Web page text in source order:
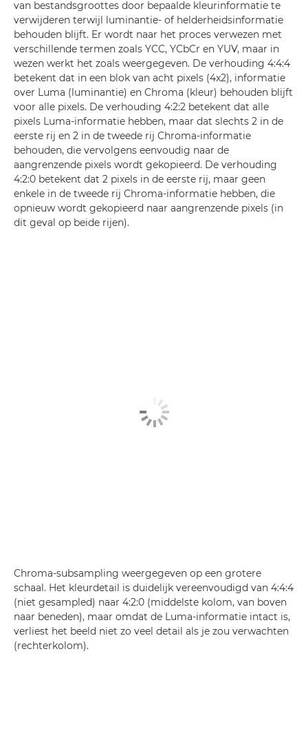
van bestandsgroottes door bepaalde kleurinformatie te
verwijderen terwijl luminantie- of helderheidsinformatie
behouden blijft. Er wordt naar het proces verwezen met
verschillende termen zoals YCC, YCbCr en YUV, maar in
wezen werkt het zoals weergegeven. De verhouding 4:4:4
betekent dat in een blok van acht pixels (4x2), informatie
over Luma (luminantie) en Chroma (kleur) behouden blijft
voor alle pixels. De verhouding 4:2:2 betekent dat alle
pixels Luma-informatie hebben, maar dat slechts 2 in de
eerste rij en 2 in de tweede rij Chroma-informatie
behouden, die vervolgens eenvoudig naar de
aangrenzende pixels wordt gekopieerd. De verhouding
4:2:0 betekent dat 2 pixels in de eerste rij, maar geen
enkele in de tweede rij Chroma-informatie hebben, die
opnieuw wordt gekopieerd naar aangrenzende pixels (in
dit geval op beide rijen).
Chroma-subsampling weergegeven op een grotere
schaal. Het kleurdetail is duidelijk vereenvoudigd van 4:4:4
(niet gesampled) naar 4:2:0 (middelste kolom, van boven
naar beneden), maar omdat de Luma-informatie intact is,
verliest het beeld niet zo veel detail als je zou verwachten
(rechterkolom).